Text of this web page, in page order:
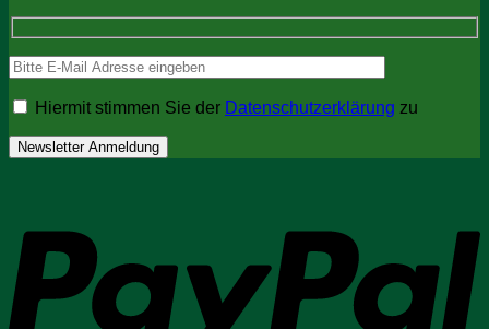
Hiermit stimmen Sie der Datenschutzerklärung zu